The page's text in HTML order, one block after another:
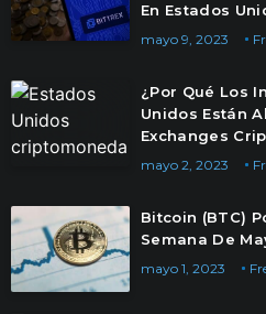
En Estados
mayo 9, 2023
¿Por Qué Los
Unidos Están
Exchanges
mayo 2, 2023
Bitcoin (BTC)
Semana De
mayo 1, 2023